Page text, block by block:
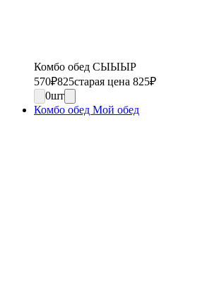
Комбо обед СЫЫЫР
570₽825старая цена 825₽
0шт
Комбо обед Мой обед